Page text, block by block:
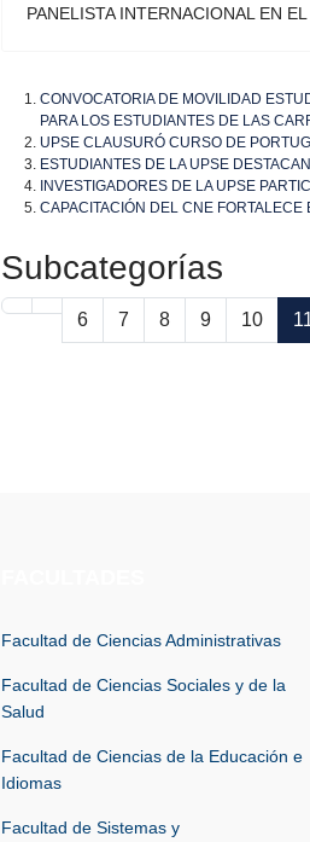
PANELISTA INTERNACIONAL EN
CONVOCATORIA DE MOVILIDAD
PARA LOS ESTUDIANTES DE LAS
UPSE CLAUSURÓ CURSO DE
ESTUDIANTES DE LA UPSE
INVESTIGADORES DE LA UPSE
CAPACITACIÓN DEL CNE
Subcategorías
6 7 8 9 10
Facultad de Ciencias Administrativas
Facultad de Ciencias Sociales y de la
Salud
Facultad de Ciencias de la Educación e
Idiomas
Facultad de Sistemas y